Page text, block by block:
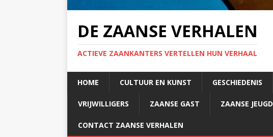
DE ZAANSE VERHALEN
ACTIEVE ZAANKANTERS VERTELLEN HUN VERHAAL
HOME CULTUUR EN KUNST GESCHIEDENIS
VRIJWILLIGERS ZAANSE GAST ZAANSE JEUGD
CONTACT ZAANSE VERHALEN